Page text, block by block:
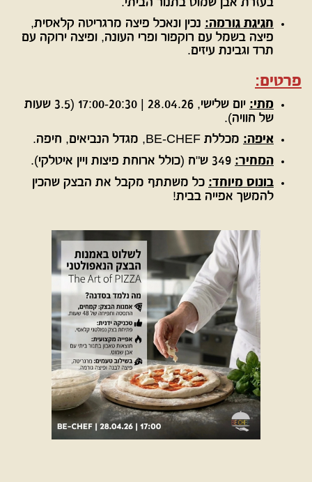
חגיגת גורמה: נכין ונאכל פיצה מרגריטה קלאסית,
פיצה בשמל עם רוקפור ופרי העונה, ופיצה ירוקה עם
תרד וגבינת עיזים.
פרטים:
מתי:
יום שלישי, 28.04.26 | 17:00-20:30 (3.5 שעות
של חוויה).
איפה: מכללת BE-CHEF, מגדל הנביאים, חיפה.
המחיר:
בונוס מיוחד: כל משתתף מקבל את הבצק שהכין
להמשך אפייה בבית!